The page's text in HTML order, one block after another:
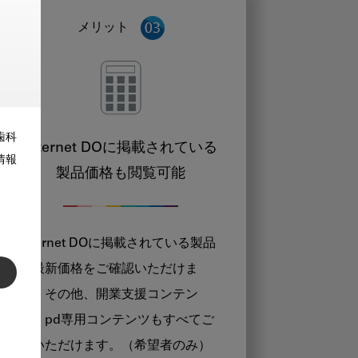
科
報
メリット
Internet DOに掲載されている
製品価格も閲覧可能
Internet DOに掲載されている製品
の最新価格をご確認いただけま
す。その他、開業支援コンテン
ツ、pd専用コンテンツもすべてご
覧いただけます。（希望者のみ）